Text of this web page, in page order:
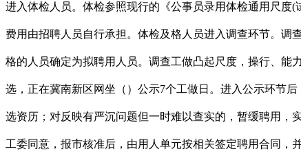
进入体检人员。体检参照现行的《公事员录用体检通用尺度
费用由招聘人员自行承担。体检及格人员进入调查环节。调
格的人员确定为拟聘用人员。调查工做凸起尺度，操行、能
选，正在冀南新区网坐（）公示7个工做日。进入公示环节
选资历；对反映有严沉问题但一时难以查实的，暂缓聘用，
工委同意，报市核准后，由用人单元按相关签定聘用合同